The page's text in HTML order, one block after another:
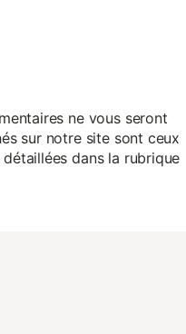
ne vous seront
sur notre site sont ceux
dans la rubrique